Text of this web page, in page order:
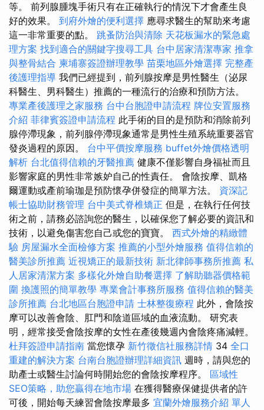
等。 前列腺腫塊手術只有在正確執行的情況下才會產生良
好的效果。 到府外燴的便利選擇 應尋求醫生的幫助來考慮
這一非常重要的點。 跳蚤防治與清除 天花板漏水的緊急處
理方案 找到適合的關鍵字搜尋工具 台中居家清潔專家 推拿
與整骨結合 柬埔寨簽證辦理教學 苗栗地區外燴選擇 完整產
後護理指導 我們已經提到，前列腺按摩是男性醫生（泌尿
科醫生、男科醫生）推薦的一種流行的治療和預防方法。
專業產後護理之家服務 台中台胞證申請流程 牌位安置服務
介紹 菲律賓簽證申請流程 此手術的目的是預防和消除前列
腺停滯現象，前列腺停滯現象通常是男性生殖系統重要器官
發炎過程的原因。 台中平價按摩服務 buffet外燴價格透明
解析 台北值得信賴的牙醫推薦 健康不僅影響自身福祉而且
影響家庭的男性非常嫉妒自己的性責任。 會陰按摩、凱格
爾運動或產前瑜珈是預防懷孕併發症的簡單方法。 資深記
帳士協助財務管理 台中美式脊椎矯正 但是，在執行任何技
術之前，請務必諮詢您的醫生，以確保您了解必要的資訊和
技術，以避免傷害您自己或您的寶寶。 西式外燴的精緻體
驗 房屋漏水全面檢修方案 推薦的小型外燴服務 值得信賴的
醫美診所推薦 近視矯正的最新技術 新北律師事務所推薦 私
人居家清潔方案 多樣化外燴自助餐選擇 了解助聽器價格範
圍 換護照的簡單教學 專業會計事務所服務 值得信賴的醫美
診所推薦 台北地區台胞證申請 士林整復療程 此外，會陰按
摩可以改善會陰、肛門和陰道區域的血液流動。 研究表
明，經常接受會陰按摩的女性在產後幾週內會陰疼痛減輕。
杜拜簽證申請指南 當您懷孕 新竹徵信社服務詳情 34 全口
重建的解決方案 台南台胞證辦理詳細資訊 週時，請與您的
助產士或醫生討論何時開始您的會陰按摩程序。 區域性
SEO策略，助您贏得在地市場 在獲得醫療保健提供者的許
可後，開始每天練習會陰按摩最多 宜蘭外燴服務介紹 單人